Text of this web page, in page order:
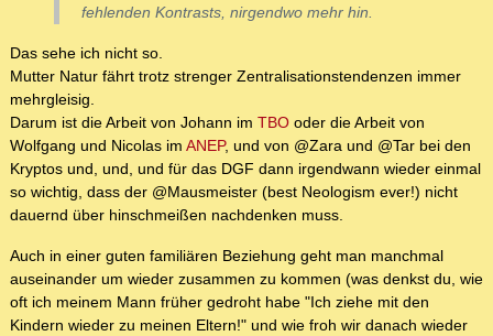
fehlenden Kontrasts, nirgendwo mehr hin.
Das sehe ich nicht so.
Mutter Natur fährt trotz strenger Zentralisationstendenzen immer
mehrgleisig.
Darum ist die Arbeit von Johann im TBO oder die Arbeit von
Wolfgang und Nicolas im ANEP, und von @Zara und @Tar bei den
Kryptos und, und, und für das DGF dann irgendwann wieder einmal
so wichtig, dass der @Mausmeister (best Neologism ever!) nicht
dauernd über hinschmeißen nachdenken muss.
Auch in einer guten familiären Beziehung geht man manchmal
auseinander um wieder zusammen zu kommen (was denkst du, wie
oft ich meinem Mann früher gedroht habe "Ich ziehe mit den
Kindern wieder zu meinen Eltern!" und wie froh wir danach wieder